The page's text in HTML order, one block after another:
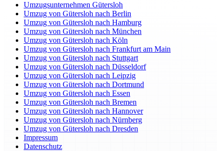
Umzugsunternehmen Gütersloh
Umzug von Gütersloh nach Berlin
Umzug von Gütersloh nach Hamburg
Umzug von Gütersloh nach München
Umzug von Gütersloh nach Köln
Umzug von Gütersloh nach Frankfurt am Main
Umzug von Gütersloh nach Stuttgart
Umzug von Gütersloh nach Düsseldorf
Umzug von Gütersloh nach Leipzig
Umzug von Gütersloh nach Dortmund
Umzug von Gütersloh nach Essen
Umzug von Gütersloh nach Bremen
Umzug von Gütersloh nach Hannover
Umzug von Gütersloh nach Nürnberg
Umzug von Gütersloh nach Dresden
Impressum
Datenschutz